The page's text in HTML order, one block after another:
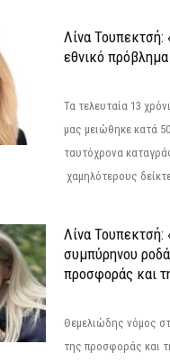
Λίνα Τουπεκτσή:
εθνικό πρόβλημα
Τα τελευταία 13
μας μειώθηκε κατά
ταυτόχρονα
χαμηλότερους
Λίνα Τουπεκτσή:
συμπύρηνου
προσφοράς και
Θεμελιώδης νόμος
της προσφοράς και